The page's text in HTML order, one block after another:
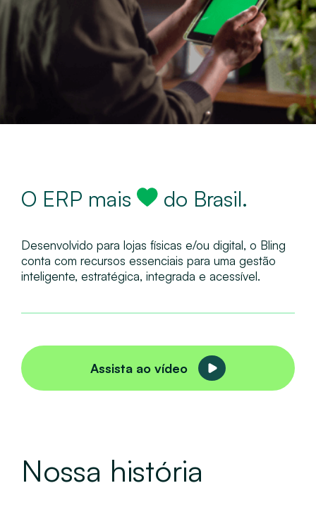
O ERP mais do Brasil.
Desenvolvido para lojas físicas e/ou digital, o Bling
conta com recursos essenciais para uma gestão
inteligente, estratégica, integrada e acessível.
Assista ao vídeo
Nossa história